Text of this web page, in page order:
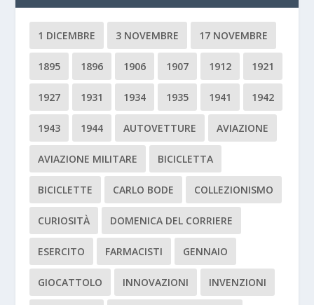
1 DICEMBRE 3 NOVEMBRE 17 NOVEMBRE
1895 1896 1906 1907 1912 1921
1927 1931 1934 1935 1941 1942
1943 1944 AUTOVETTURE AVIAZIONE
AVIAZIONE MILITARE BICICLETTA
BICICLETTE CARLO BODE COLLEZIONISMO
CURIOSITÀ DOMENICA DEL CORRIERE
ESERCITO FARMACISTI GENNAIO
GIOCATTOLO INNOVAZIONI INVENZIONI